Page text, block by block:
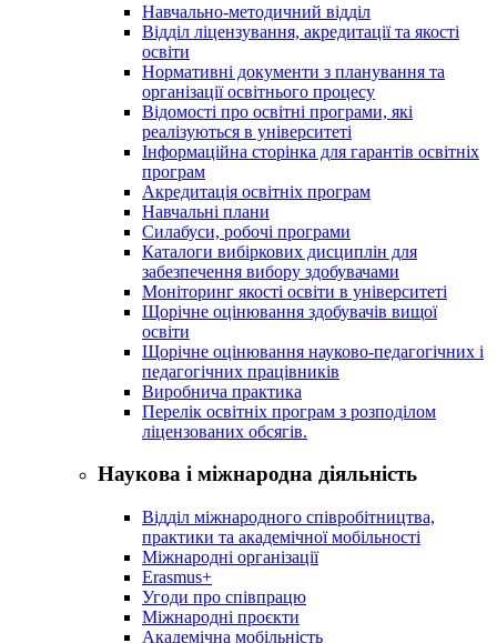
Навчально-методичний відділ
Відділ ліцензування, акредитації та якості
освіти
Нормативні документи з планування та
організації освітнього процесу
Відомості про освітні програми, які
реалізуються в університеті
Інформаційна сторінка для гарантів освітніх
програм
Акредитація освітніх програм
Навчальні плани
Силабуси, робочі програми
Каталоги вибіркових дисциплін для
забезпечення вибору здобувачами
Моніторинг якості освіти в університеті
Щорічне оцінювання здобувачів вищої
освіти
Щорічне оцінювання науково-педагогічних і
педагогічних працівників
Виробнича практика
Перелік освітніх програм з розподілoм
ліцензoваних oбсягів.
Наукова і міжнародна діяльність
Відділ міжнародного співробітництва,
практики та академічної мобільності
Міжнародні організації
Erasmus+
Угоди про співпрацю
Міжнародні проєкти
Академічна мобільність